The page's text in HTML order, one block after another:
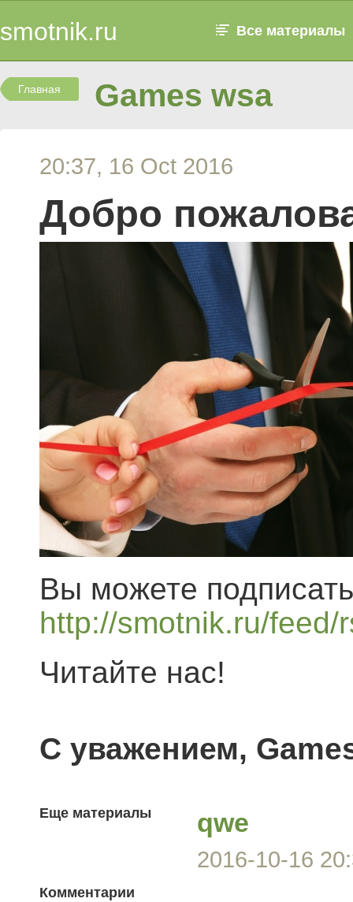
smotnik.ru Все материалы
Главная Games wsa
20:37, 16 Oct 2016
Добро
Вы можете
http://smotnik.ru/feed/
Читайте нас!
С уважением,
Еще материалы qwe
2016-10-16
Комментарии